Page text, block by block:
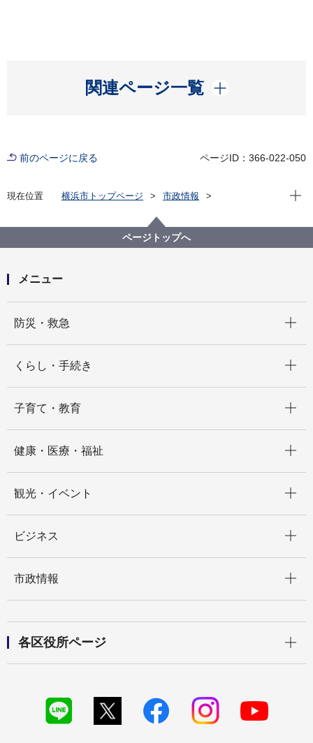
関連ページ一覧
開く
前のページに戻る ページID：366-022-050
現在位置 横浜市トップページ
市政情報
横浜の水際線を象徴し、世界の人々を魅了するまちへ
「山下公園通り周辺地区まちづくりビジョン」を策定
現在
ページトップへ
メニュー
防災・救急
くらし・手続き
子育て・教育
健康・医療・福祉
観光・イベント
ビジネス
市政情報
各区役所ページ